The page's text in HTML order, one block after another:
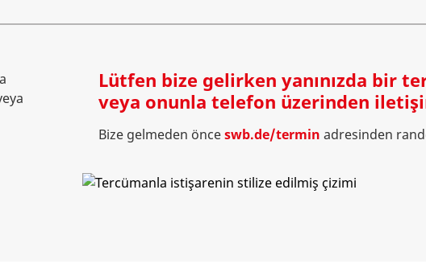
Lütfen bize gelirken yanınızda bir
veya onunla telefon üzerinden
Bize gelmeden önceswb.de/termin adresinden